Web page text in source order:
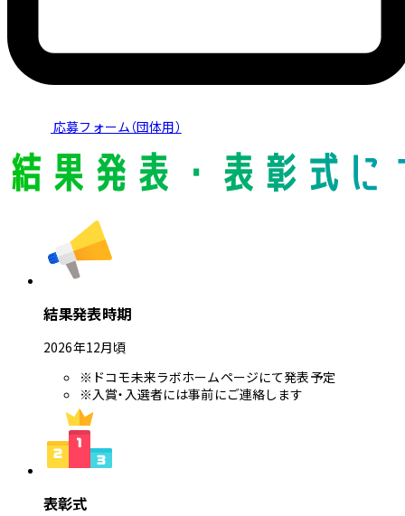
応募フォーム（団体用）
結果発表時期
2026年12月頃
※ドコモ未来ラボホームページにて発表予定
※入賞・入選者には事前にご連絡します
表彰式